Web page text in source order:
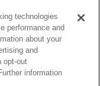
アクセシビリティ
ィ方針
technologies
performance and
about your
and
opt-out
information